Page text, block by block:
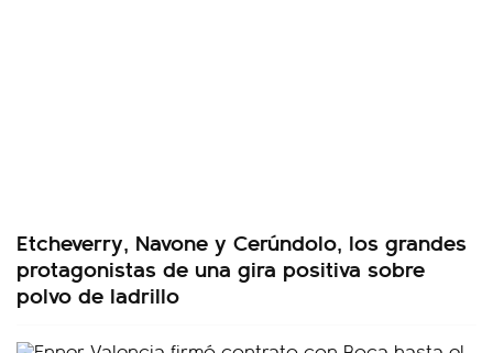
Etcheverry, Navone y Cerúndolo, los grandes
protagonistas de una gira positiva sobre
polvo de ladrillo